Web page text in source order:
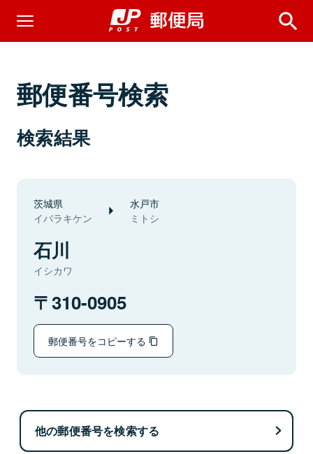
郵便番号検索
検索結果
茨城県
イバラキケン
水戸市
ミトシ
石川
イシカワ
310-0905
郵便番号をコピーする
他の郵便番号を検索する